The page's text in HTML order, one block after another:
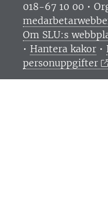
018-67 10 00 •
Om SLU:s
• Hantera kakor •
personuppgifter